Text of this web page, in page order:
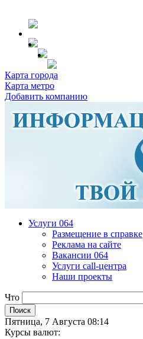
Карта города
Карта метро
Добавить компанию
Услуги 064
Размещение в справке
Реклама на сайте
Вакансии 064
Услуги call-центра
Наши проекты
Что
Пятница, 7 Августа 08:14
Курсы валют: